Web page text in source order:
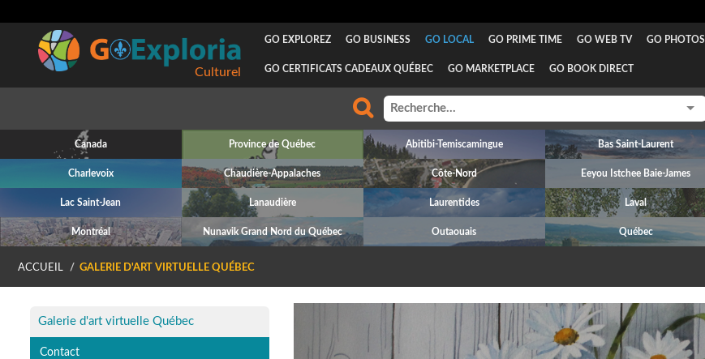
Culturel
GO EXPLOREZ GO BUSINESS GO LOCAL GO PRIME TIME GO WEB TV GO PHOTOS
GO CERTIFICATS CADEAUX QUÉBEC GO MARKETPLACE GO BOOK DIRECT
Canada Province de Québec Abitibi-Temiscamingue Bas Saint-Laurent
Charlevoix Chaudière-Appalaches Côte-Nord Eeyou Istchee Baie-James
Lac Saint-Jean Lanaudière Laurentides Laval
Montréal Nunavik Grand Nord du Québec Outaouais Québec
ACCUEIL GALERIE D'ART VIRTUELLE QUÉBEC
Galerie d'art virtuelle Québec
Contact
Previous